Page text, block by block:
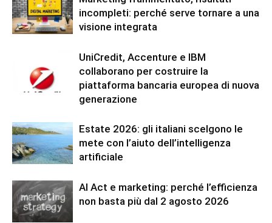
incompleti: perché serve tornare a una
visione integrata
UniCredit, Accenture e IBM
collaborano per costruire la
piattaforma bancaria europea di nuova
generazione
Estate 2026: gli italiani scelgono le
mete con l’aiuto dell’intelligenza
artificiale
AI Act e marketing: perché l’efficienza
non basta più dal 2 agosto 2026